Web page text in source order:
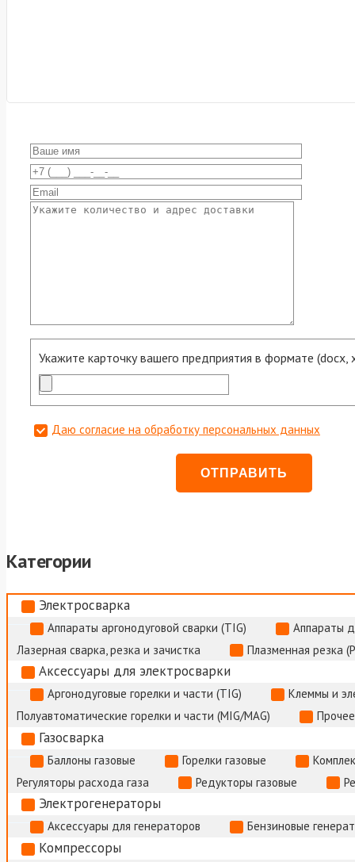
Укажите карточку вашего предприятия в формате (docx,
Даю согласие на обработку персональных данных
Категории
Электросварка
Аппараты аргонодуговой сварки (TIG)
Аппараты
Лазерная сварка, резка и зачистка
Плазменная резка
Аксессуары для электросварки
Аргонодуговые горелки и части (TIG)
Клеммы и
Полуавтоматические горелки и части (MIG/MAG)
Газосварка
Баллоны газовые Горелки газовые
Регуляторы расхода газа
Редукторы газовые
Электрогенераторы
Аксессуары для генераторов Бензиновые
Компрессоры